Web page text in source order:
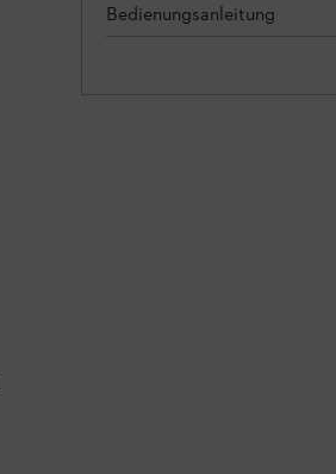
Bedienungsanleitung